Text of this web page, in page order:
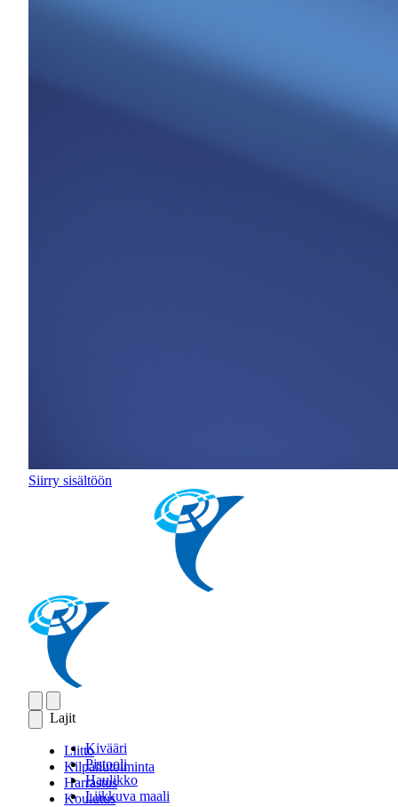
Siirry sisältöön
Lajit
Kivääri
Pistooli
Haulikko
Liikkuva maali
Liitto
Kilpailutoiminta
Harrastus
Koulutus